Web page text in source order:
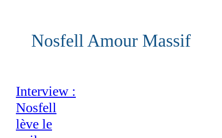
Nosfell Amour Massif
Interview :
Nosfell
lève le